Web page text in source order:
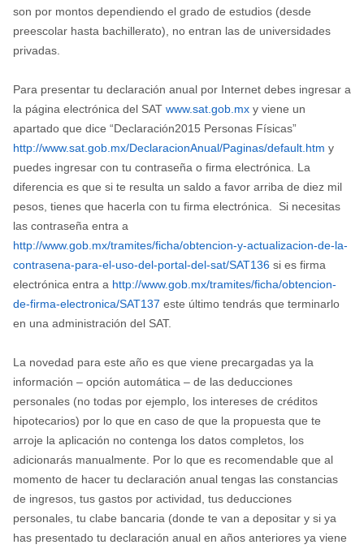
son por montos dependiendo el grado de estudios (desde
preescolar hasta bachillerato), no entran las de universidades
privadas.
Para presentar tu declaración anual por Internet debes ingresar a
la página electrónica del SAT www.sat.gob.mxy viene un
apartado que dice “Declaración2015 Personas Físicas”
http://www.sat.gob.mx/DeclaracionAnual/Paginas/default.htm y
puedes ingresar con tu contraseña o firma electrónica. La
diferencia es que si te resulta un saldo a favor arriba de diez mil
pesos, tienes que hacerla con tu firma electrónica. Si necesitas
las contraseña entra a
http://www.gob.mx/tramites/ficha/obtencion-y-actualizacion-de-la-
contrasena-para-el-uso-del-portal-del-sat/SAT136si es firma
electrónica entra a http://www.gob.mx/tramites/ficha/obtencion-
de-firma-electronica/SAT137 este último tendrás que terminarlo
en una administración del SAT.
La novedad para este año es que viene precargadas ya la
información – opción automática – de las deducciones
personales (no todas por ejemplo, los intereses de créditos
hipotecarios) por lo que en caso de que la propuesta que te
arroje la aplicación no contenga los datos completos, los
adicionarás manualmente. Por lo que es recomendable que al
momento de hacer tu declaración anual tengas las constancias
de ingresos, tus gastos por actividad, tus deducciones
personales, tu clabe bancaria (donde te van a depositar y si ya
has presentado tu declaración anual en años anteriores ya viene